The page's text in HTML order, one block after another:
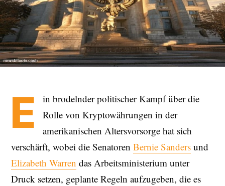
E
in brodelnder politischer Kampf über die
Rolle von Kryptowährungen in der
amerikanischen Altersvorsorge hat sich
verschärft, wobei die Senatoren Bernie Sanders und
Elizabeth Warren das Arbeitsministerium unter
Druck setzen, geplante Regeln aufzugeben, die es